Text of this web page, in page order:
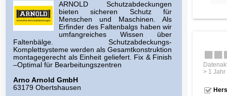
ARNOLD Schutzabdeckungen
bieten sicheren Schutz für
Menschen und Maschinen. Als
Erfinder des Faltenbalgs haben wir
umfangreiches Wissen über
Faltenbälge. Schutzabdeckungs-
Komplettsysteme werden als Gesamtkonstruktion
montagegerecht als Einheit geliefert. Fix & Finish
–Optimal für Bearbeitungszentren
Arno Arnold GmbH
63179 Obertshausen
> 1 Jahr